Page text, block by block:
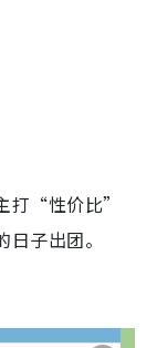
打“性价比”
子出团。